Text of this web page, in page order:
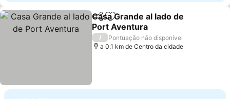
PartilharAdicionar aos favoritos
Casa Grande al lado de
Port Aventura
Ver preços
/
Pontuação não disponível
a 0.1 km de Centro da cidade